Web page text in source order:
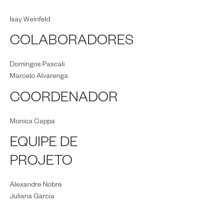
Isay Weinfeld
COLABORADORES
Domingos Pascali
Marcelo Alvarenga
COORDENADOR
Monica Cappa
EQUIPE DE
PROJETO
Alexandre Nobre
Juliana Garcia